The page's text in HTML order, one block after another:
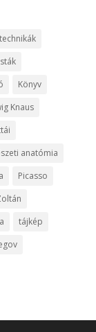
Könyv
Knaus
anatómia
Picasso
tájkép